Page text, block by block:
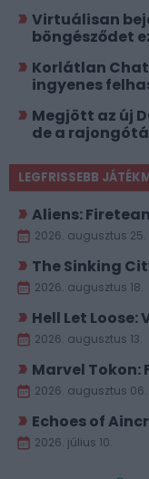
Virtuálisan
böngésződet
Korlátlan
ingyenes
Megjött az új
de a
LEGFRISSEBB
Aliens:
2026. augusztus 25.
The Sinking
2026. augusztus 18.
Hell Let Loose:
2026. augusztus 13.
Marvel Tokon:
2026. augusztus 06.
Echoes of
2026. július 10.